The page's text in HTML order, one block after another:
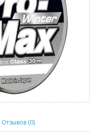
Отзывов (0)